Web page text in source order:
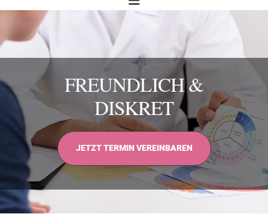
FREUNDLICH &
DISKRET
JETZT TERMIN VEREINBAREN